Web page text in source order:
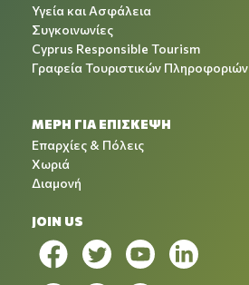
Υγεία και Ασφάλεια
Συγκοινωνίες
Cyprus Responsible Tourism
Γραφεία Τουριστικών Πληροφοριών
ΜΕΡΗ ΓΙΑ ΕΠΙΣΚΕΨΗ
Επαρχίες & Πόλεις
Χωριά
Διαμονή
JOIN US